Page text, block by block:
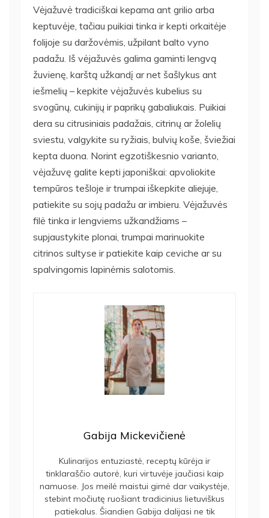
Vėjažuvė tradiciškai kepama ant grilio arba
keptuvėje, tačiau puikiai tinka ir kepti orkaitėje
folijoje su daržovėmis, užpilant balto vyno
padažu. Iš vėjažuvės galima gaminti lengvą
žuvienę, karštą užkandį ar net šašlykus ant
iešmelių – kepkite vėjažuvės kubelius su
svogūnų, cukinijų ir paprikų gabaliukais. Puikiai
dera su citrusiniais padažais, citrinų ar žolelių
sviestu, valgykite su ryžiais, bulvių koše, šviežiai
kepta duona. Norint egzotiškesnio varianto,
vėjažuvę galite kepti japoniškai: apvoliokite
tempūros tešloje ir trumpai iškepkite aliejuje,
patiekite su sojų padažu ar imbieru. Vėjažuvės
filė tinka ir lengviems užkandžiams –
supjaustykite plonai, trumpai marinuokite
citrinos sultyse ir patiekite kaip ceviche ar su
spalvingomis lapinėmis salotomis.
Gabija Mickevičienė
Kulinarijos entuziastė, receptų kūrėja ir
tinklaraščio autorė, kuri virtuvėje jaučiasi kaip
namuose. Jos meilė maistui gimė dar vaikystėje,
stebint močiutę ruošiant tradicinius lietuviškus
patiekalus. Šiandien Gabija dalijasi ne tik